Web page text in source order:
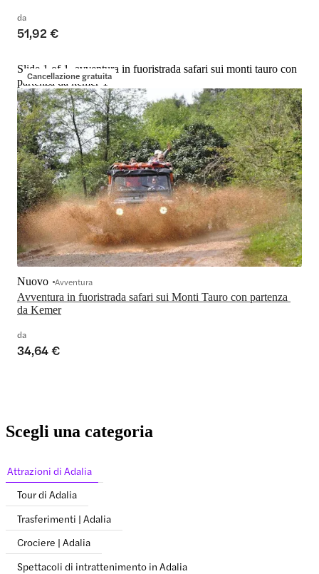
da
51,92 €
Cancellazione gratuita
Slide 1 of 1, avventura in fuoristrada safari sui monti tauro con
partenza da kemer-1
Avventura in fuoristrada safari sui Monti Tauro con partenza
da Kemer
Nuovo Avventura
da
34,64 €
Scegli una categoria
Attrazioni di Adalia
Tour di Adalia
Trasferimenti | Adalia
Crociere | Adalia
Spettacoli di intrattenimento in Adalia